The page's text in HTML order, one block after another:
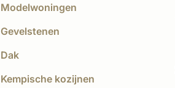
Modelwoningen
Gevelstenen
Dak
Kempische kozijnen